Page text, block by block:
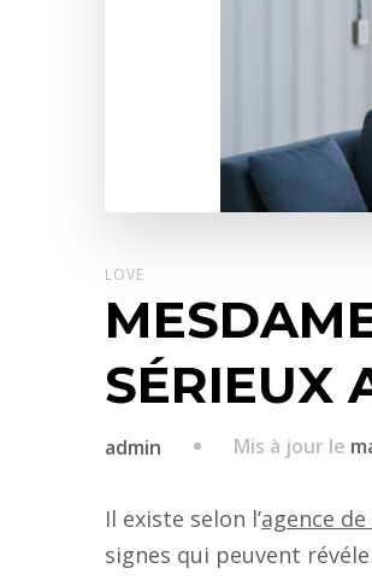
LOVE
SÉRIEUX
admin Mis à jour le
Il existe selon l’agence
signes qui peuvent